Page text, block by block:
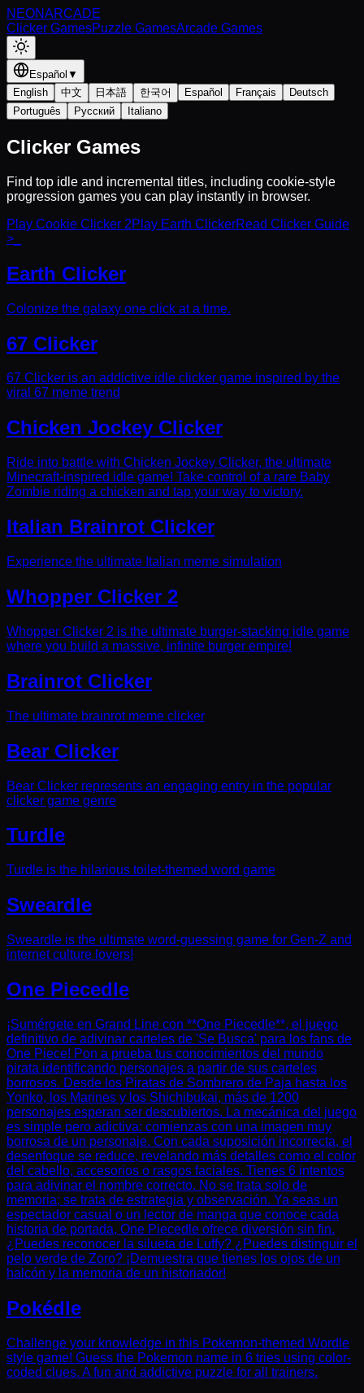
NEONARCADE
Clicker GamesPuzzle GamesArcade Games
Español ▼
English
中文 日本語 한국어 Español Français
Deutsch
Português
Русский Italiano
Clicker Games
Find top idle and incremental titles, including cookie-style
progression games you can play instantly in browser.
Play Cookie Clicker 2Play Earth ClickerRead Clicker Guide
>_
Earth Clicker
Colonize the galaxy one click at a time.
67 Clicker
67 Clicker is an addictive idle clicker game inspired by the
viral 67 meme trend
Chicken Jockey Clicker
Ride into battle with Chicken Jockey Clicker, the ultimate
Minecraft-inspired idle game! Take control of a rare Baby
Zombie riding a chicken and tap your way to victory.
Italian Brainrot Clicker
Experience the ultimate Italian meme simulation
Whopper Clicker 2
Whopper Clicker 2 is the ultimate burger-stacking idle game
where you build a massive, infinite burger empire!
Brainrot Clicker
The ultimate brainrot meme clicker
Bear Clicker
Bear Clicker represents an engaging entry in the popular
clicker game genre
Turdle
Turdle is the hilarious toilet-themed word game
Sweardle
Sweardle is the ultimate word-guessing game for Gen-Z and
internet culture lovers!
One Piecedle
¡Sumérgete en Grand Line con **One Piecedle**, el juego
definitivo de adivinar carteles de 'Se Busca' para los fans de
One Piece! Pon a prueba tus conocimientos del mundo
pirata identificando personajes a partir de sus carteles
borrosos. Desde los Piratas de Sombrero de Paja hasta los
Yonko, los Marines y los Shichibukai, más de 1200
personajes esperan ser descubiertos. La mecánica del juego
es simple pero adictiva: comienzas con una imagen muy
borrosa de un personaje. Con cada suposición incorrecta, el
desenfoque se reduce, revelando más detalles como el color
del cabello, accesorios o rasgos faciales. Tienes 6 intentos
para adivinar el nombre correcto. No se trata solo de
memoria; se trata de estrategia y observación. Ya seas un
espectador casual o un lector de manga que conoce cada
historia de portada, One Piecedle ofrece diversión sin fin.
¿Puedes reconocer la silueta de Luffy? ¿Puedes distinguir el
pelo verde de Zoro? ¡Demuestra que tienes los ojos de un
halcón y la memoria de un historiador!
Pokédle
Challenge your knowledge in this Pokemon-themed Wordle
style game! Guess the Pokemon name in 6 tries using color-
coded clues. A fun and addictive puzzle for all trainers.